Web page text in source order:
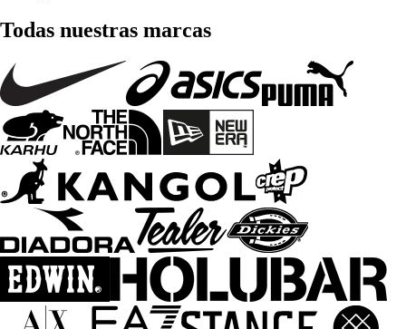
Todas nuestras marcas